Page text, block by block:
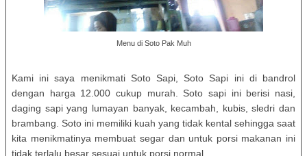
Menu di Soto Pak Muh
Kami ini saya menikmati Soto Sapi, Soto Sapi ini di bandrol
dengan harga 12.000 cukup murah. Soto sapi ini berisi nasi,
daging sapi yang lumayan banyak, kecambah, kubis, sledri dan
brambang. Soto ini memiliki kuah yang tidak kental sehingga saat
kita menikmatinya membuat segar dan untuk porsi makanan ini
tidak terlalu besar sesuai untuk porsi normal.